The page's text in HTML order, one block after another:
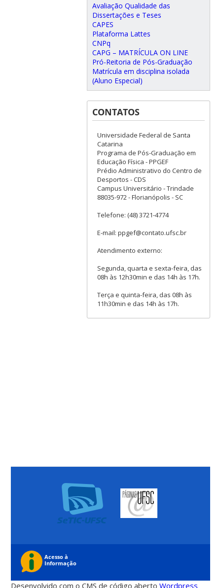
Avaliação Qualidade das
Dissertações e Teses
CAPES
Plataforma Lattes
CNPq
CAPG – MATRÍCULA ON LINE
Pró-Reitoria de Pós-Graduação
Matrícula em disciplina isolada
(Aluno Especial)
CONTATOS
Universidade Federal de Santa
Catarina
Programa de Pós-Graduação em
Educação Física - PPGEF
Prédio Administrativo do Centro de
Desportos - CDS
Campus Universitário - Trindade
88035-972 - Florianópolis - SC
Telefone: (48) 3721-4774
E-mail: ppgef@contato.ufsc.br
Atendimento externo:
Segunda, quarta e sexta-feira, das
08h às 12h30min e das 14h às 17h.
Terça e quinta-feira, das 08h às
11h30min e das 14h às 17h.
Desenvolvido com o CMS de código abertoWordpress